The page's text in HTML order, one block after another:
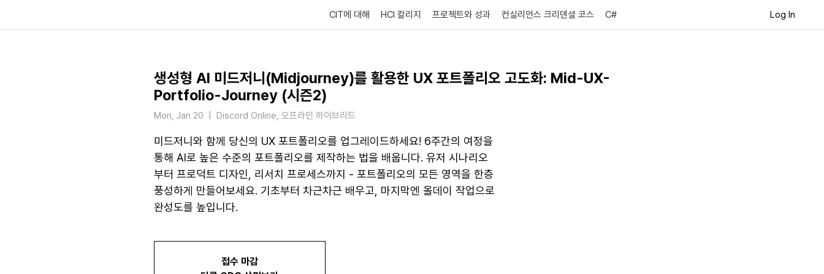
CIT에 대해 HCI 칼리지 프로젝트와 성과 컨실리언스 크리덴셜 코스 C# Log In
생성형 AI 미드저니(Midjourney)를 활용한 UX 포트폴리오 고도화: Mid-UX-
Portfolio-Journey (시즌2)
Mon, Jan 20 Discord Online, 오프라인 하이브리드
미드저니와 함께 당신의 UX 포트폴리오를 업그레이드하세요! 6주간의 여정을
통해 AI로 높은 수준의 포트폴리오를 제작하는 법을 배웁니다. 유저 시나리오
부터 프로덕트 디자인, 리서치 프로세스까지 - 포트폴리오의 모든 영역을 한층
풍성하게 만들어보세요. 기초부터 차근차근 배우고, 마지막엔 올데이 작업으로
완성도를 높입니다.
접수 마감